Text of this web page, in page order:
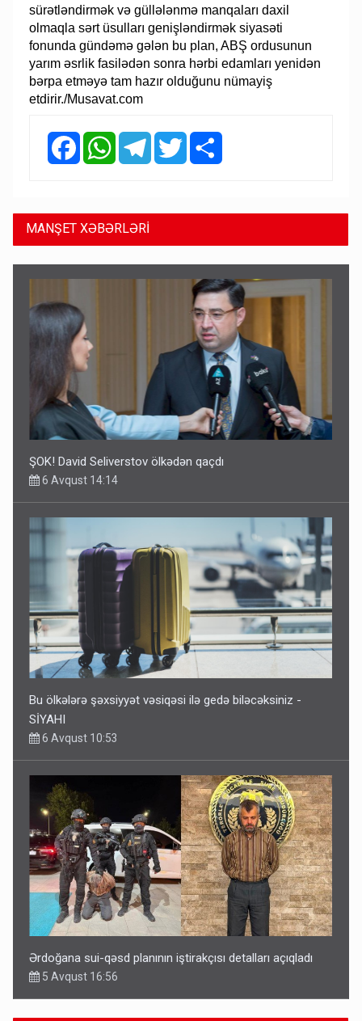
sürətləndirmək və güllələnmə manqaları daxil
olmaqla sərt üsulları genişləndirmək siyasəti
fonunda gündəmə gələn bu plan, ABŞ ordusunun
yarım əsrlik fasilədən sonra hərbi edamları yenidən
bərpa etməyə tam hazır olduğunu nümayiş
etdirir./Musavat.com
FacebookWhatsAppTelegramTwitter
MANŞET XƏBƏRLƏRİ
ŞOK! David Seliverstov ölkədən qaçdı
6 Avqust 14:14
Bu ölkələrə şəxsiyyət vəsiqəsi ilə gedə biləcəksiniz -
SİYAHI
6 Avqust 10:53
Ərdoğana sui-qəsd planının iştirakçısı detalları açıqladı
5 Avqust 16:56